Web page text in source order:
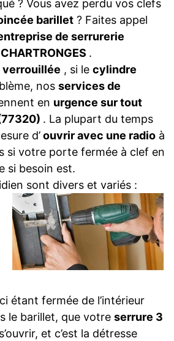
? Vous avez perdu vos clefs
barillet ? Faites appel
de serrurerie
CHARTRONGES .
verrouillée , si le cylindre
nos services de
en urgence sur tout
. La plupart du temps
d’ouvrir avec une radio à
si votre porte fermée à clef en
si besoin est.
sont divers et variés :
étant fermée de l’intérieur
le barillet, que votre serrure 3
et c’est la détresse